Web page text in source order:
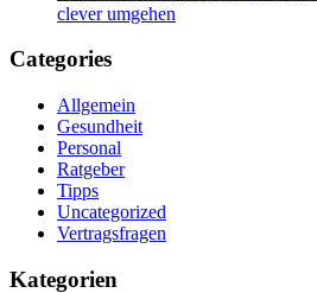
clever umgehen
Categories
Allgemein
Gesundheit
Personal
Ratgeber
Tipps
Uncategorized
Vertragsfragen
Kategorien